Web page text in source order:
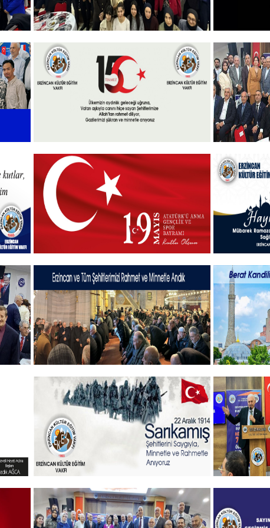
+
Vakfımızın 2025-2026 Yılı Burs
Toplantısı Yapıldı.
+
10
15 Temmuz 2025
+
Takdim
19 MAYIS 2025
+
Hayırlı
Şehitlerimizi Rahmet ve Minnetle
Andık...
+
Vakıf
mesajı
Sehitlerimizi Rahmetle Anıyoruz